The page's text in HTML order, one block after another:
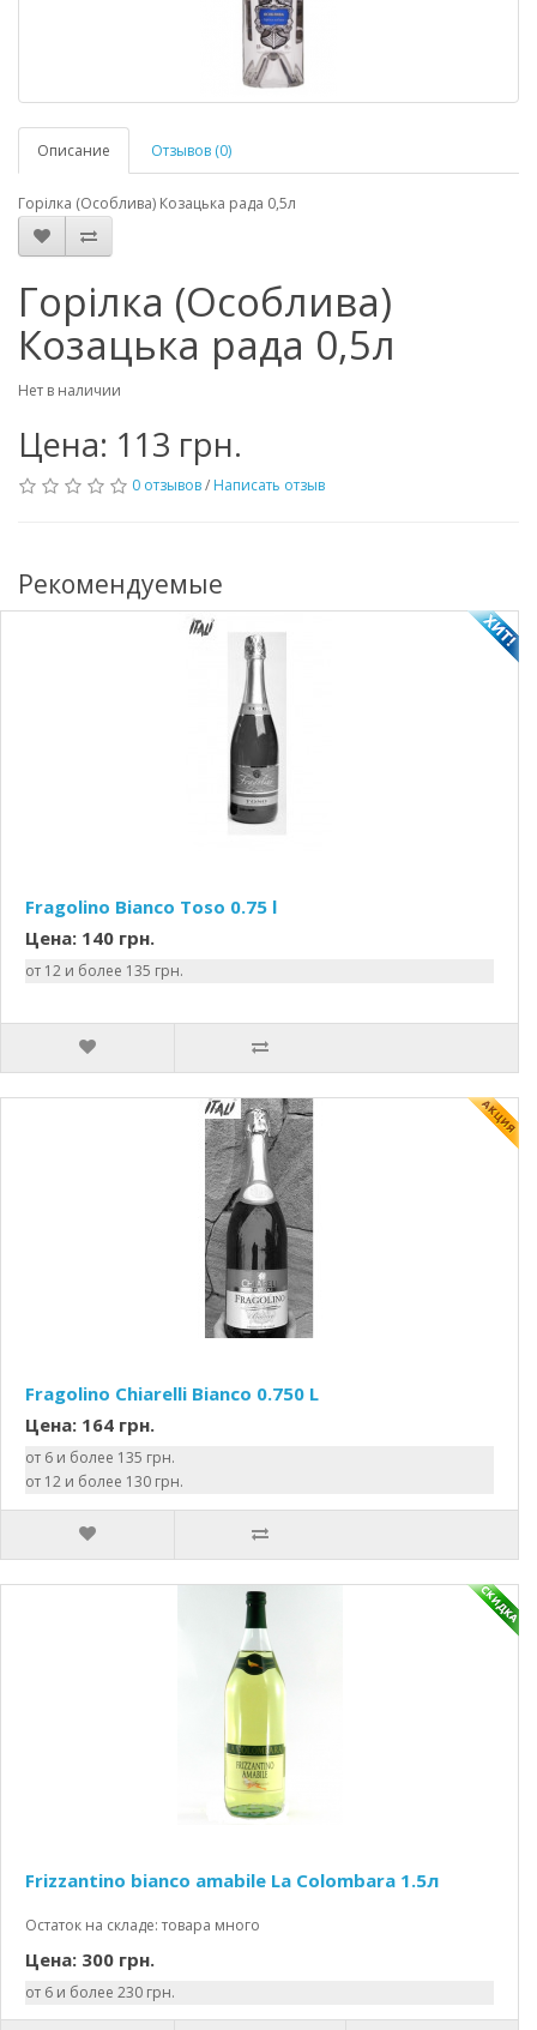
Описание Отзывов (0)
Горілка (Особлива) Козацька рада 0,5л
Горілка (Особлива)
Козацька рада 0,5л
Нет в наличии
Цена: 113 грн.
0 отзывов/ Написать отзыв
Рекомендуемые
Fragolino Bianco Toso 0.75 l
Цена: 140 грн.
от 12 и более 135 грн.
Fragolino Chiarelli Bianco 0.750 L
Цена: 164 грн.
от 6 и более 135 грн.
от 12 и более 130 грн.
Frizzantino bianco amabile La Colombara 1.5л
Остаток на складе: товара много
Цена: 300 грн.
от 6 и более 230 грн.